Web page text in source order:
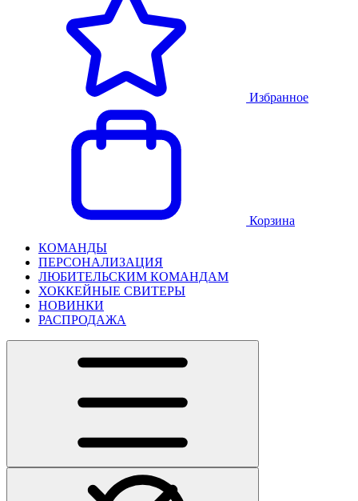
Избранное
Корзина
КОМАНДЫ
ПЕРСОНАЛИЗАЦИЯ
ЛЮБИТЕЛЬСКИМ КОМАНДАМ
ХОККЕЙНЫЕ СВИТЕРЫ
НОВИНКИ
РАСПРОДАЖА